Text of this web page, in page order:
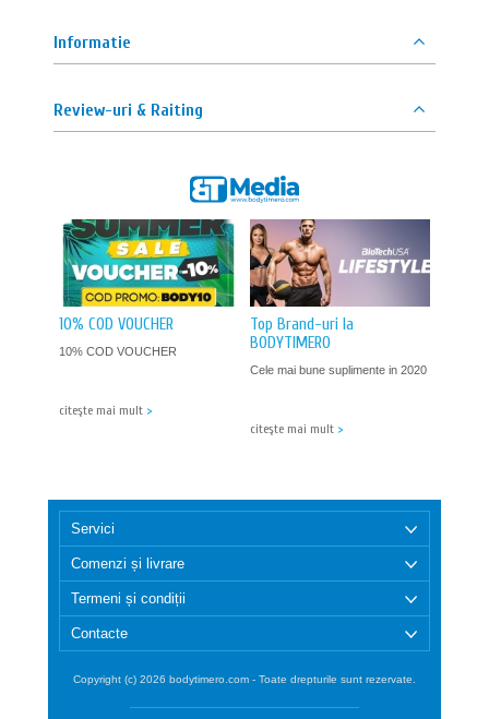
Informatie
Review-uri & Raiting
10% COD VOUCHER
10% COD VOUCHER
citeşte mai mult >
Top Brand-uri la
BODYTIMERO
Cele mai bune suplimente in 2020
citeşte mai mult >
Servici
Comenzi și livrare
Termeni și condiții
Contacte
Copyright (c) 2026 bodytimero.com - Toate drepturile sunt rezervate.